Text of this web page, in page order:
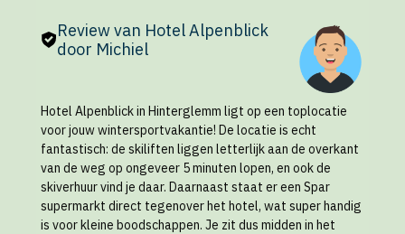
Review van Hotel Alpenblick
door Michiel
Hotel Alpenblick in Hinterglemm ligt op een toplocatie
voor jouw wintersportvakantie! De locatie is echt
fantastisch: de skiliften liggen letterlijk aan de overkant
van de weg op ongeveer 5 minuten lopen, en ook de
skiverhuur vind je daar. Daarnaast staat er een Spar
supermarkt direct tegenover het hotel, wat super handig
is voor kleine boodschappen. Je zit dus midden in het